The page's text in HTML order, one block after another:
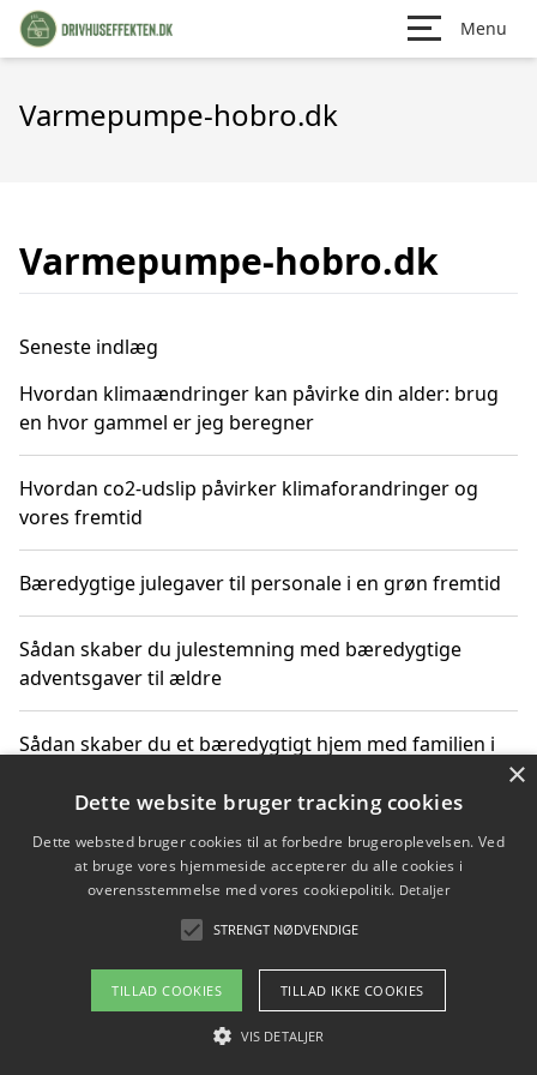
Menu
Varmepumpe-hobro.dk
Varmepumpe-hobro.dk
Seneste indlæg
Hvordan klimaændringer kan påvirke din alder: brug
en hvor gammel er jeg beregner
Hvordan co2-udslip påvirker klimaforandringer og
vores fremtid
Bæredygtige julegaver til personale i en grøn fremtid
Sådan skaber du julestemning med bæredygtige
adventsgaver til ældre
Sådan skaber du et bæredygtigt hjem med familien i
Copyright 2026 - Pilanto Aps
Om / kontakt
×
Dette website bruger tracking cookies
Dette websted bruger cookies til at forbedre brugeroplevelsen. Ved
at bruge vores hjemmeside accepterer du alle cookies i
overensstemmelse med vores cookiepolitik. Detaljer
STRENGT NØDVENDIGE
TILLAD COOKIES TILLAD IKKE COOKIES
VIS DETALJER